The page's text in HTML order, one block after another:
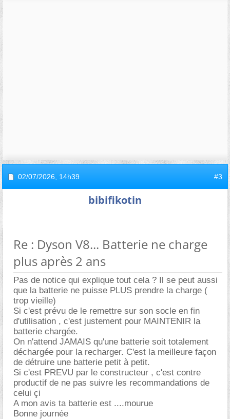
02/07/2026, 14h39 #3
bibifikotin
Re : Dyson V8... Batterie ne charge
plus après 2 ans
Pas de notice qui explique tout cela ? Il se peut aussi
que la batterie ne puisse PLUS prendre la charge (
trop vieille)
Si c'est prévu de le remettre sur son socle en fin
d'utilisation , c'est justement pour MAINTENIR la
batterie chargée.
On n'attend JAMAIS qu'une batterie soit totalement
déchargée pour la recharger. C'est la meilleure façon
de détruire une batterie petit à petit.
Si c'est PREVU par le constructeur , c'est contre
productif de ne pas suivre les recommandations de
celui çi
A mon avis ta batterie est ....mourue
Bonne journée